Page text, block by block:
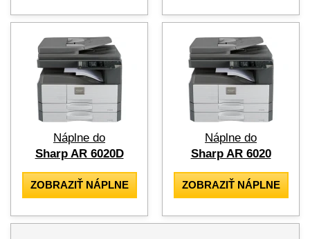
Náplne do
Sharp AR 6020D
ZOBRAZIŤ NÁPLNE
Náplne do
Sharp AR 6020
ZOBRAZIŤ NÁPLNE